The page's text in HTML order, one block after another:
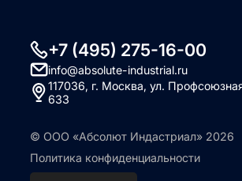
+7 (495) 275-16-00
info@absolute-industrial.ru
117036, г. Москва, ул.
633
© ООО «Абсолют Индастриал» 2026
Политика конфиденциальности